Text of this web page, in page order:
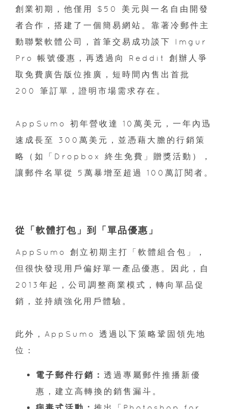
創業初期，他僅用 $50 美元與一名自由開發
者合作，搭建了一個簡易網站。靠著冷郵件主
動聯繫軟體公司，首筆交易成功談下 Imgur
Pro 帳號優惠，再透過向 Reddit 創辦人爭
取免費廣告版位推廣，短時間內售出首批
200 筆訂單，證明市場需求存在。
AppSumo 初年營收達 10萬美元，一年內迅
速成長至 300萬美元，並憑藉大膽的行銷策
略（如「Dropbox 終生免費」贈獎活動），
讓郵件名單從 5萬暴增至超過 100萬訂閱者。
從「軟體打包」到「單品優惠」
AppSumo 創立初期主打「軟體組合包」，
但很快發現用戶偏好單一產品優惠。因此，自
2013年起，公司調整商業模式，轉向單品促
銷，並持續強化用戶體驗。
此外，AppSumo 透過以下策略鞏固領先地
位：
電子郵件行銷： 透過專屬郵件推播新優
惠，建立高轉換的銷售漏斗。